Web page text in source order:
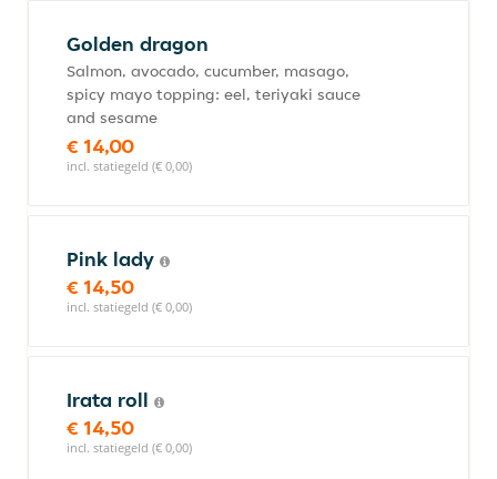
Golden dragon
Salmon, avocado, cucumber, masago,
spicy mayo topping: eel, teriyaki sauce
and sesame
€ 14,00
incl. statiegeld (€ 0,00)
Pink lady
€ 14,50
incl. statiegeld (€ 0,00)
Irata roll
€ 14,50
incl. statiegeld (€ 0,00)